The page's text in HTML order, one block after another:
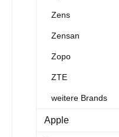
Zens
Zensan
Zopo
ZTE
weitere Brands
Apple